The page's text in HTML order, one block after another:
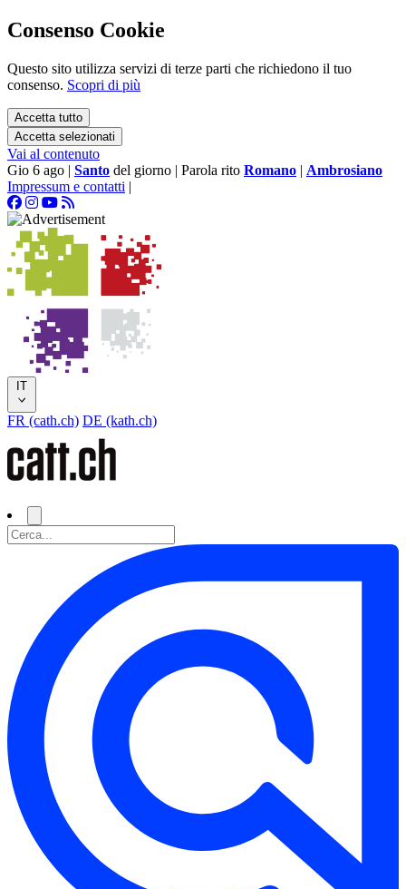
Consenso Cookie
Questo sito utilizza servizi di terze parti che richiedono il tuo
consenso. Scopri di più
Accetta tutto
Accetta selezionati
Vai al contenuto
Gio 6 ago | Santo del giorno | Parola rito Romano | Ambrosiano
Impressum e contatti |
IT
FR (cath.ch) DE (kath.ch)